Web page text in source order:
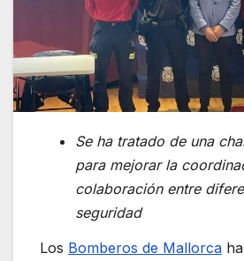
Se ha tratado de una
para mejorar la
colaboración entre
seguridad
Los Bomberos de Mallorca